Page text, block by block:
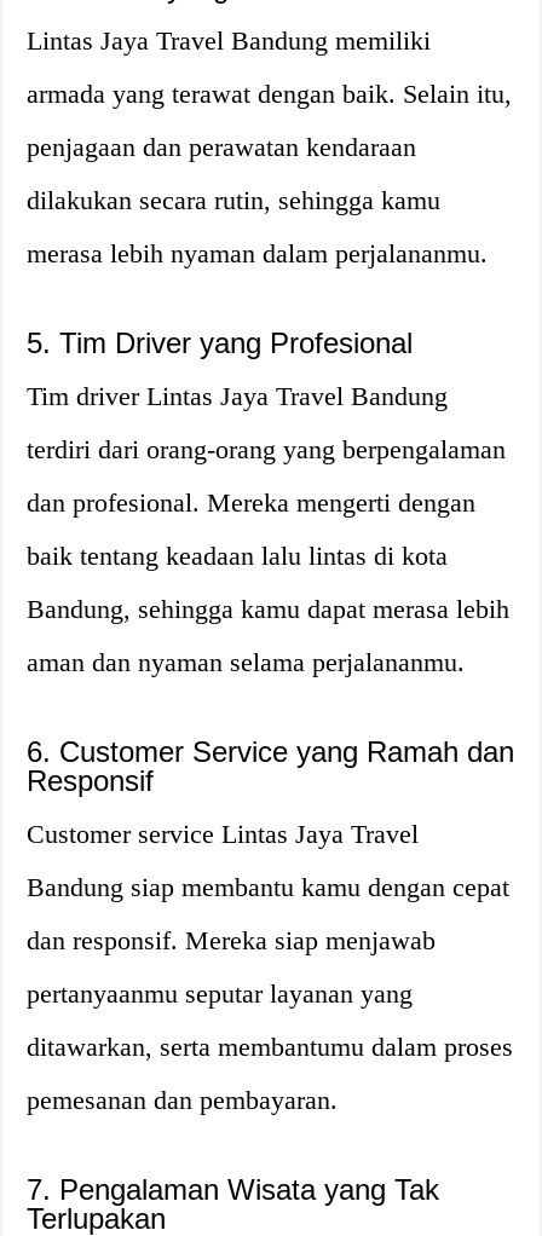
Lintas Jaya Travel Bandung memiliki
armada yang terawat dengan baik. Selain itu,
penjagaan dan perawatan kendaraan
dilakukan secara rutin, sehingga kamu
merasa lebih nyaman dalam perjalananmu.
5. Tim Driver yang Profesional
Tim driver Lintas Jaya Travel Bandung
terdiri dari orang-orang yang berpengalaman
dan profesional. Mereka mengerti dengan
baik tentang keadaan lalu lintas di kota
Bandung, sehingga kamu dapat merasa lebih
aman dan nyaman selama perjalananmu.
6. Customer Service yang Ramah dan
Responsif
Customer service Lintas Jaya Travel
Bandung siap membantu kamu dengan cepat
dan responsif. Mereka siap menjawab
pertanyaanmu seputar layanan yang
ditawarkan, serta membantumu dalam proses
pemesanan dan pembayaran.
7. Pengalaman Wisata yang Tak
Terlupakan